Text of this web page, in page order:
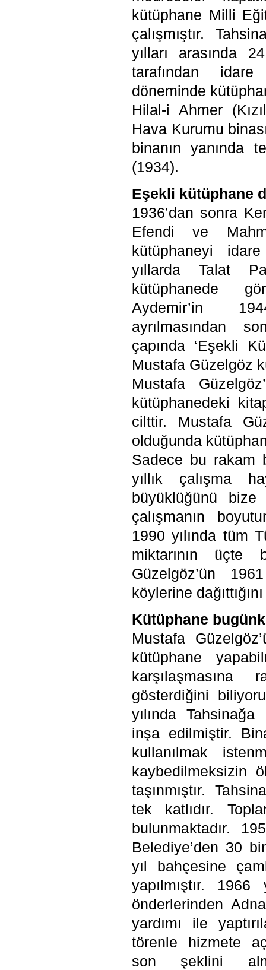
kütüphane Milli
çalışmıştır.
yılları arasında
tarafından
döneminde
Hilal-i Ahmer
Hava Kurumu
binanın yanında
(1934).
Eşekli kütüphane
1936’dan sonra
Efendi ve
kütüphaneyi
yıllarda Talat
kütüphanede
Aydemir’in
ayrılmasından
çapında ‘Eşekli
Mustafa Güzelgöz
Mustafa
kütüphanedeki
cilttir. Mustafa
olduğunda
Sadece bu rakam
yıllık çalışma
büyüklüğünü
çalışmanın
1990 yılında tüm
miktarının üçte
Güzelgöz’ün
köylerine
Kütüphane
Mustafa
kütüphane
gösterdiğini
yılında
inşa edilmiştir.
kullanılmak
kaybedilmeksizin
taşınmıştır.
tek katlıdır.
bulunmaktadır.
Belediye’den 30
yıl bahçesine
yapılmıştır.
önderlerinden
yardımı ile
törenle hizmete
son şeklini